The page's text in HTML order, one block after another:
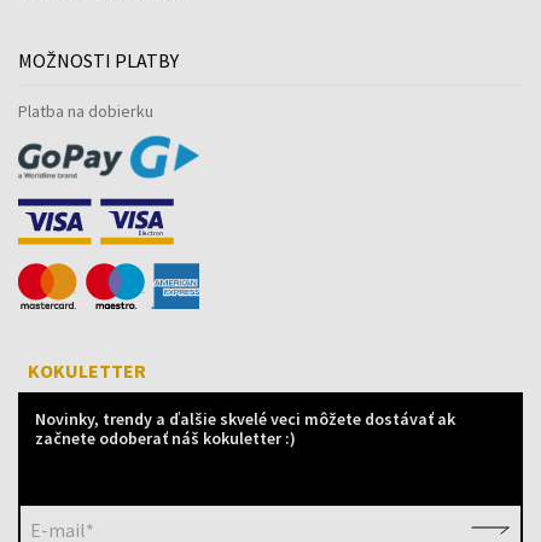
MOŽNOSTI PLATBY
Platba na dobierku
KOKULETTER
Novinky, trendy a ďalšie skvelé veci môžete dostávať ak
začnete odoberať náš kokuletter :)
E-mail*